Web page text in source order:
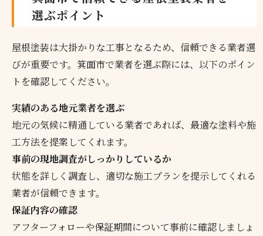
選ぶポイント
屋根塗装は大掛かりな工事となるため、信頼できる業者選
びが重要です。箕面市で業者を選ぶ際には、以下のポイン
トを確認してください。
実績のある地元業者を選ぶ
地元の気候に精通している業者であれば、最適な塗料や施
工方法を提案してくれます。
事前の現地調査がしっかりしているか
状態を詳しく調査し、適切な施工プランを提示してくれる
業者が信頼できます。
保証内容の確認
アフターフォローや保証期間について事前に確認しましょ